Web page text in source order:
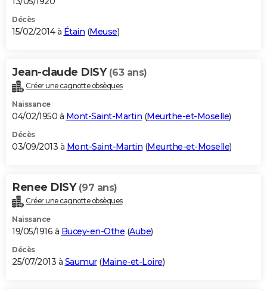
Décès
15/02/2014 à Étain (Meuse)
Jean-claude DISY (63 ans)
Créer une cagnotte obsèques
Naissance
04/02/1950 à Mont-Saint-Martin (Meurthe-et-Moselle)
Décès
03/09/2013 à Mont-Saint-Martin (Meurthe-et-Moselle)
Renee DISY (97 ans)
Créer une cagnotte obsèques
Naissance
19/05/1916 à Bucey-en-Othe (Aube)
Décès
25/07/2013 à Saumur(Maine-et-Loire)